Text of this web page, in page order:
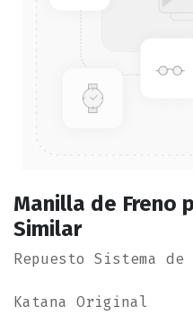
Manilla de Freno
Similar
Repuesto Sistema de
Katana Original